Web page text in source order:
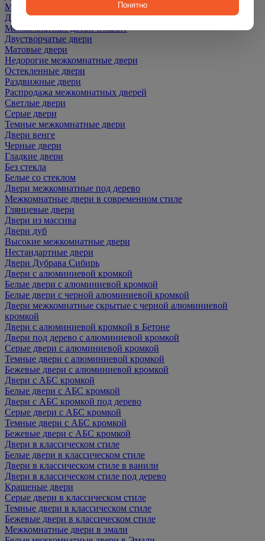
Межкомнатные двери ПЭТ
Двери со скидкой
Межкомнатные двери Эмалит
Двустворчатые двери
Матовые двери
Недорогие межкомнатные двери
Остекленные двери
Раздвижные двери
Распродажа межкомнатных дверей
Светлые двери
Серые двери
Темные межкомнатные двери
Двери венге
Черные двери
Гладкие двери
Без стекла
Белые со стеклом
Двери межкомнатные под дерево
Межкомнатные двери в современном стиле
Глянцевые двери
Двери из массива
Двери дуб
Высокие межкомнатные двери
Нестандартные двери
Двери Дубрава Сибирь
Двери с алюминиевой кромкой
Белые двери с алюминиевой кромкой
Белые двери с черной алюминиевой кромкой
Двери межкомнатные скрытые с черной алюминиевой
кромкой
Двери с алюминиевой кромкой в Бетоне
Двери под дерево с алюминиевой кромкой
Серые двери с алюминиевой кромкой
Темные двери с алюминиевой кромкой
Бежевые двери с алюминиевой кромкой
Двери с АБС кромкой
Белые двери с АБС кромкой
Двери с АБС кромкой под дерево
Серые двери с АБС кромкой
Темные двери с АБС кромкой
Бежевые двери с АБС кромкой
Двери в классическом стиле
Белые двери в классическом стиле
Двери в классическом стиле в ванили
Двери в классическом стиле под дерево
Крашеные двери
Серые двери в классическом стиле
Темные двери в классическом стиле
Бежевые двери в классическом стиле
Межкомнатные двери в эмали
Понятно